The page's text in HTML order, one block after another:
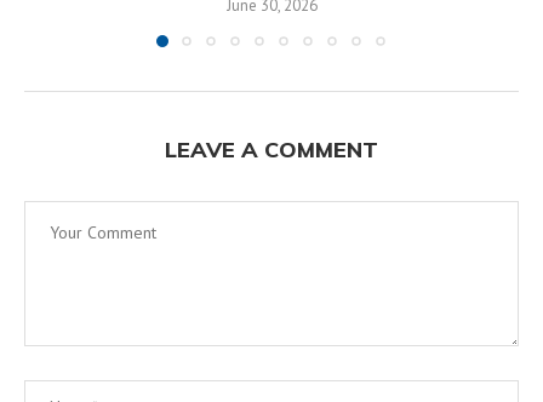
June 30, 2026
LEAVE A COMMENT